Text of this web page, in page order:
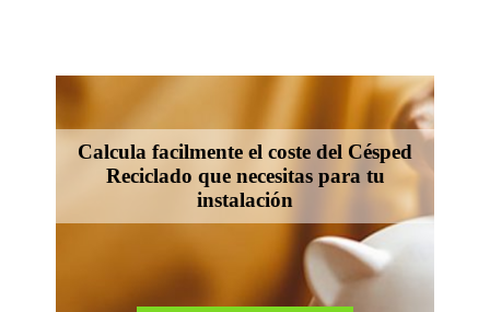
Calcula facilmente el coste del Césped
Reciclado que necesitas para tu
instalación